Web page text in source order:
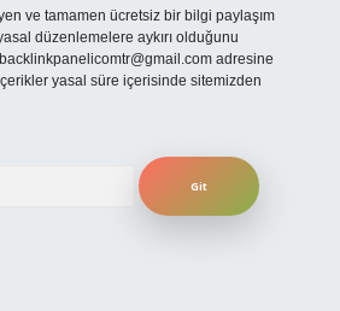
ve tamamen ücretsiz bir bilgi paylaşım
düzenlemelere aykırı olduğunu
backlinkpanelicomtr@gmail.com adresine
yasal süre içerisinde sitemizden